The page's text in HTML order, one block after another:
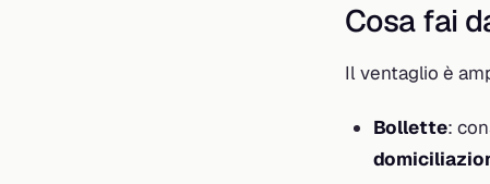
Cosa fai
Il ventaglio è
Bollette: